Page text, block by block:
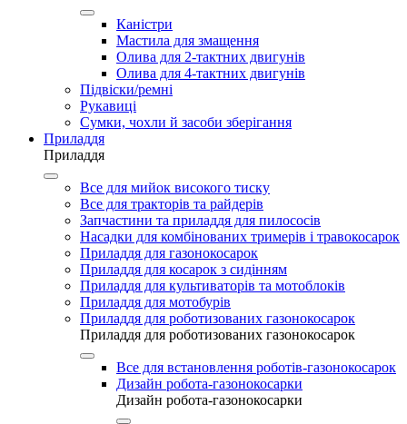
Каністри
Мастила для змащення
Олива для 2-тактних двигунів
Олива для 4-тактних двигунів
Підвіски/ремні
Рукавиці
Сумки, чохли й засоби зберігання
Приладдя
Приладдя
Все для мийок високого тиску
Все для тракторів та райдерів
Запчастини та приладдя для пилососів
Насадки для комбінованих тримерів і травокосарок
Приладдя для газонокосарок
Приладдя для косарок з сидінням
Приладдя для культиваторів та мотоблоків
Приладдя для мотобурів
Приладдя для роботизованих газонокосарок
Приладдя для роботизованих газонокосарок
Все для встановлення роботів-газонокосарок
Дизайн робота-газонокосарки
Дизайн робота-газонокосарки